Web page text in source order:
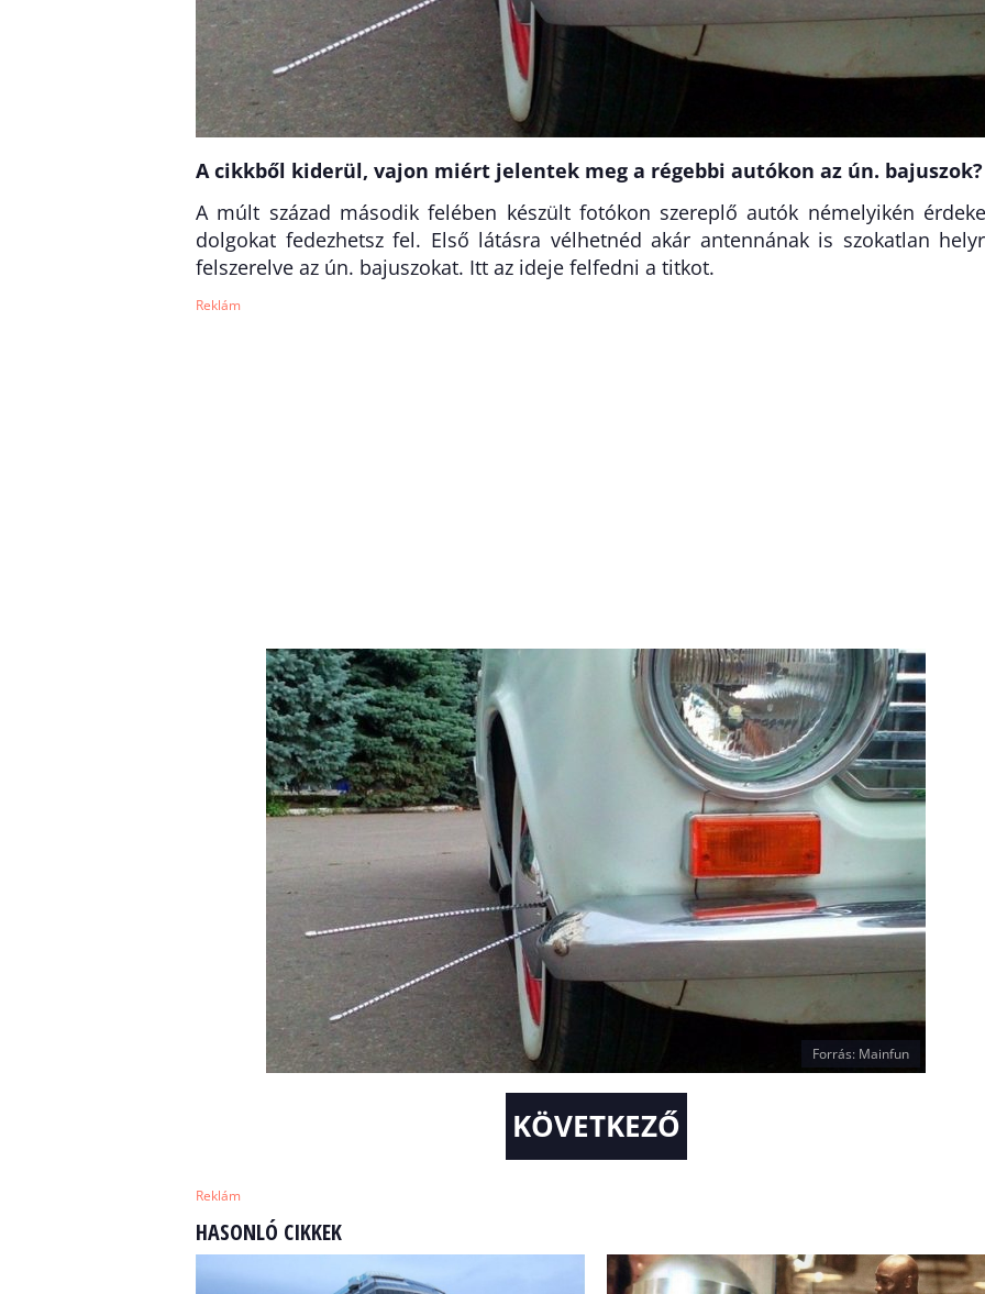
A cikkből kiderül, vajon miért jelentek meg a régebbi autókon az ún. bajuszok?
A múlt század második felében készült fotókon szereplő autók némelyikén
dolgokat fedezhetsz fel. Első látásra vélhetnéd akár antennának is szokatlan
felszerelve az ún. bajuszokat. Itt az ideje felfedni a titkot.
Reklám
Forrás: Mainfun
KÖVETKEZŐ
Reklám
HASONLÓ CIKKEK